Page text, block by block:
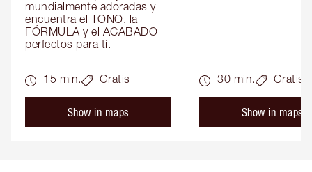
mundialmente adoradas y
encuentra el TONO, la
FÓRMULA y el ACABADO
perfectos para ti.
15 min. Gratis
Show in maps
30 min. Gratis
Show in maps